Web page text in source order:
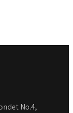
No.4,